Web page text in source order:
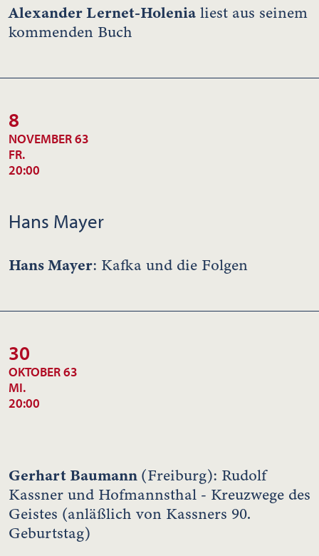
Alexander Lernet-Holenia liest aus seinem
kommenden Buch
8
NOVEMBER 63
FR.
20:00
Hans Mayer
Hans Mayer: Kafka und die Folgen
30
OKTOBER 63
MI.
20:00
Gerhart Baumann (Freiburg): Rudolf
Kassner und Hofmannsthal - Kreuzwege des
Geistes (anläßlich von Kassners 90.
Geburtstag)